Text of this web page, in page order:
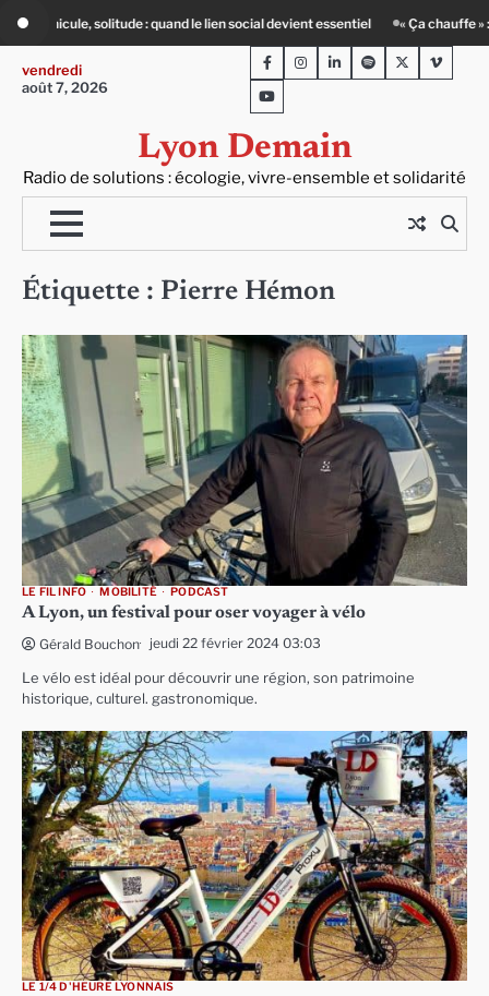
content
le lien social devient essentiel « Ça chauffe » : des acteurs du
vendredi
août 7, 2026
Lyon Demain
Radio de solutions : écologie, vivre-ensemble et solidarité
FacebookInstagram
LinkedInSpotifyTwitterViméo
Youtube
Étiquette : Pierre Hémon
LE FIL INFO MOBILITÉ PODCAST
A Lyon, un festival pour oser voyager à vélo
Gérald Bouchon jeudi 22 février 2024 03:03
Le vélo est idéal pour découvrir une région, son patrimoine
historique, culturel. gastronomique.
LE 1/4 D'HEURE LYONNAIS